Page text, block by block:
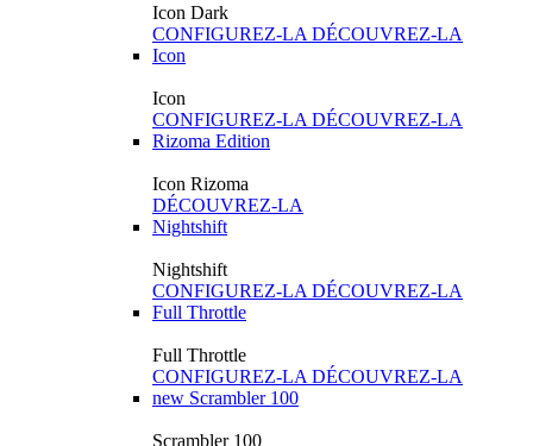
Icon Dark
CONFIGUREZ-LA DÉCOUVREZ-LA
Icon
Icon
CONFIGUREZ-LA DÉCOUVREZ-LA
Rizoma Edition
Icon Rizoma
DÉCOUVREZ-LA
Nightshift
Nightshift
CONFIGUREZ-LA DÉCOUVREZ-LA
Full Throttle
Full Throttle
CONFIGUREZ-LA DÉCOUVREZ-LA
new Scrambler 100
Scrambler 100